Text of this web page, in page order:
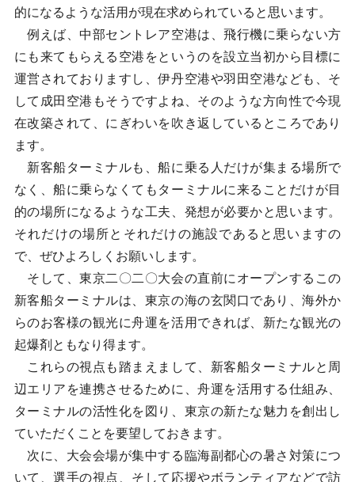
的になるような活用が現在求められていると思います。
例えば、中部セントレア空港は、飛行機に乗らない方
にも来てもらえる空港をというのを設立当初から目標に
運営されておりますし、伊丹空港や羽田空港なども、そ
して成田空港もそうですよね、そのような方向性で今現
在改築されて、にぎわいを吹き返しているところであり
ます。
新客船ターミナルも、船に乗る人だけが集まる場所で
なく、船に乗らなくてもターミナルに来ることだけが目
的の場所になるような工夫、発想が必要かと思います。
それだけの場所とそれだけの施設であると思いますの
で、ぜひよろしくお願いします。
そして、東京二〇二〇大会の直前にオープンするこの
新客船ターミナルは、東京の海の玄関口であり、海外か
らのお客様の観光に舟運を活用できれば、新たな観光の
起爆剤ともなり得ます。
これらの視点も踏まえまして、新客船ターミナルと周
辺エリアを連携させるために、舟運を活用する仕組み、
ターミナルの活性化を図り、東京の新たな魅力を創出し
ていただくことを要望しておきます。
次に、大会会場が集中する臨海副都心の暑さ対策につ
いて、選手の視点、そして応援やボランティアなどで訪